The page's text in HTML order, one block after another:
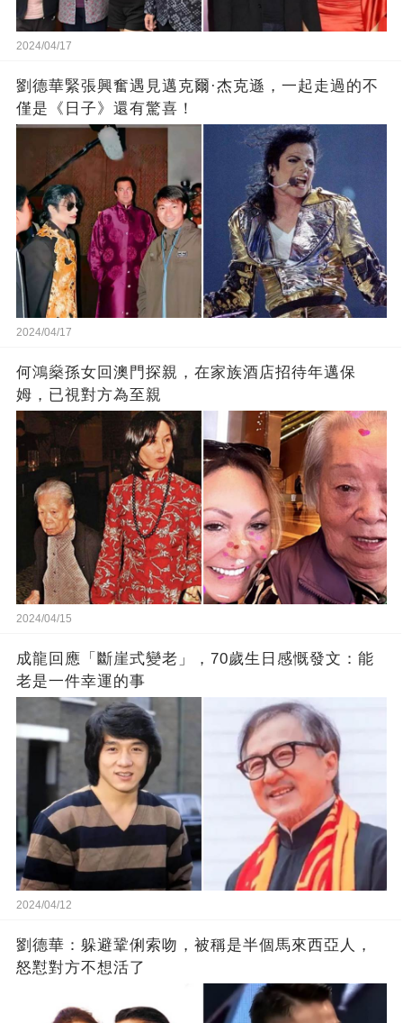
2024/04/17
劉德華緊張興奮遇見邁克爾·杰克遜，一起走過的不
僅是《日子》還有驚喜！
2024/04/17
何鴻燊孫女回澳門探親，在家族酒店招待年邁保
姆，已視對方為至親
2024/04/15
成龍回應「斷崖式變老」，70歲生日感慨發文：能
老是一件幸運的事
2024/04/12
劉德華：躲避鞏俐索吻，被稱是半個馬來西亞人，
怒懟對方不想活了